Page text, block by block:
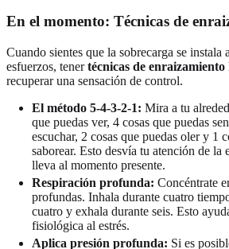
En el momento: Técnicas de
Cuando sientes que la sobrecarga se instala
esfuerzos, tenertécnicas de enraizamiento
recuperar una sensación de control.
El método 5-4-3-2-1: Mira a tu
que puedas ver, 4 cosas que puedas
escuchar, 2 cosas que puedas oler y 1
saborear. Esto desvía tu atención de la
lleva al momento presente.
Respiración profunda: Concéntrate
profundas. Inhala durante cuatro
cuatro y exhala durante seis. Esto
fisiológica al estrés.
Aplica presión profunda: Si es